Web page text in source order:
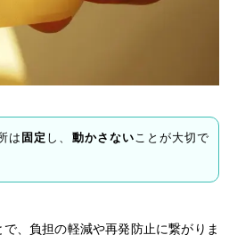
は 固定 し、 動かさない ことが大切で
、負担の軽減や再発防止に繋がりま